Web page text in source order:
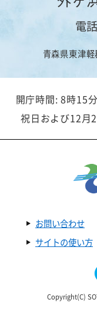
電
青森県東津
開庁時間: 8時15
祝日および12月
お問い合わせ
サイトの使い方
Copyright(C)